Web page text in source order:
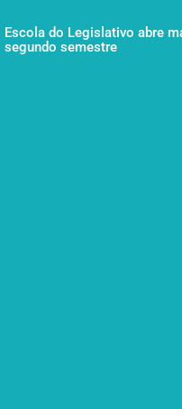
Escola do Legislativo abre
segundo semestre